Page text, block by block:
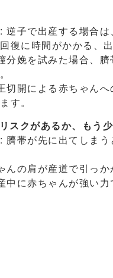
: 逆子で出産する場合
復に時間がかかる、
分娩を試みた場合、
切開による赤ちゃん
す。
スクがあるか、もう
: 臍帯が先に出てしま
んの肩が産道で引っか
中に赤ちゃんが強い